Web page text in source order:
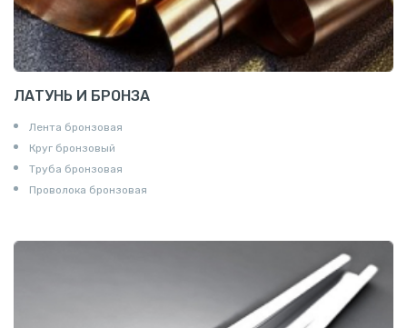
ЛАТУНЬ И БРОНЗА
Лента бронзовая
Круг бронзовый
Труба бронзовая
Проволока бронзовая